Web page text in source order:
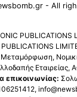
- All
PUBLICATIONS
επικοινωνίας: